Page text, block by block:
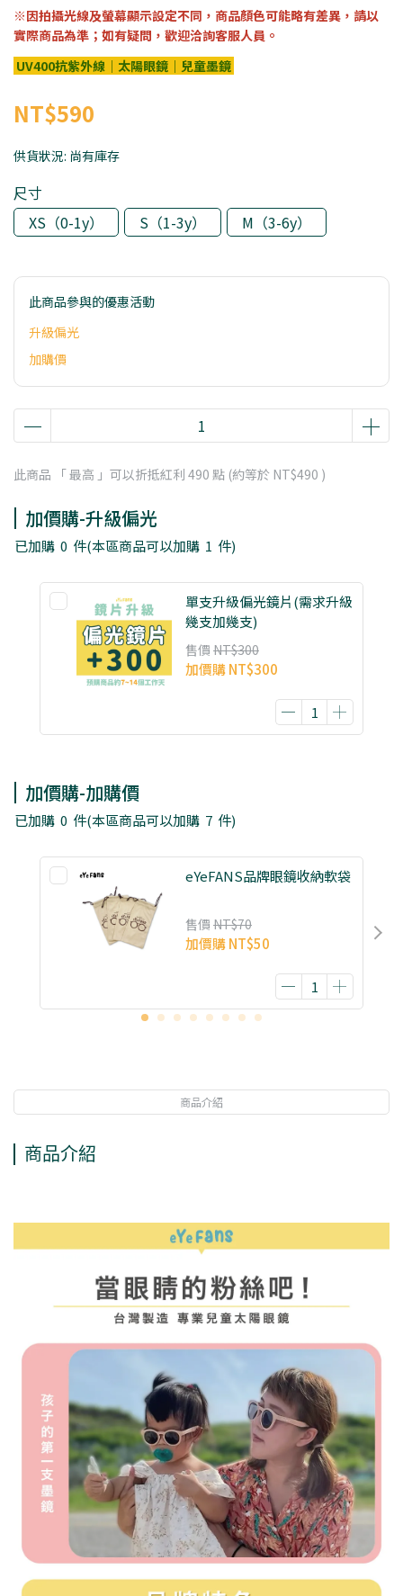
※因拍攝光線及螢幕顯示設定不同，商品顏色可能略有差異，請以
實際商品為準；如有疑問，歡迎洽詢客服人員。
UV400抗紫外線｜太陽眼鏡｜兒童墨鏡
NT$590
供貨狀況: 尚有庫存
尺寸
XS（0-1y）
S（1-3y） M（3-6y）
此商品參與的優惠活動
升級偏光
加購價
此商品 「 最高 」可以折抵紅利 490 點 (約等於 NT$490 )
加價購-升級偏光
已加購 0 件(本區商品可以加購 1 件)
單支升級偏光鏡片(需求升級
幾支加幾支)
售價 NT$300
加價購NT$300
加價購-加購價
已加購 0 件(本區商品可以加購 7 件)
eYeFANS品牌眼鏡收納軟袋
售價 NT$70
加價購NT$50
商品介紹
商品介紹